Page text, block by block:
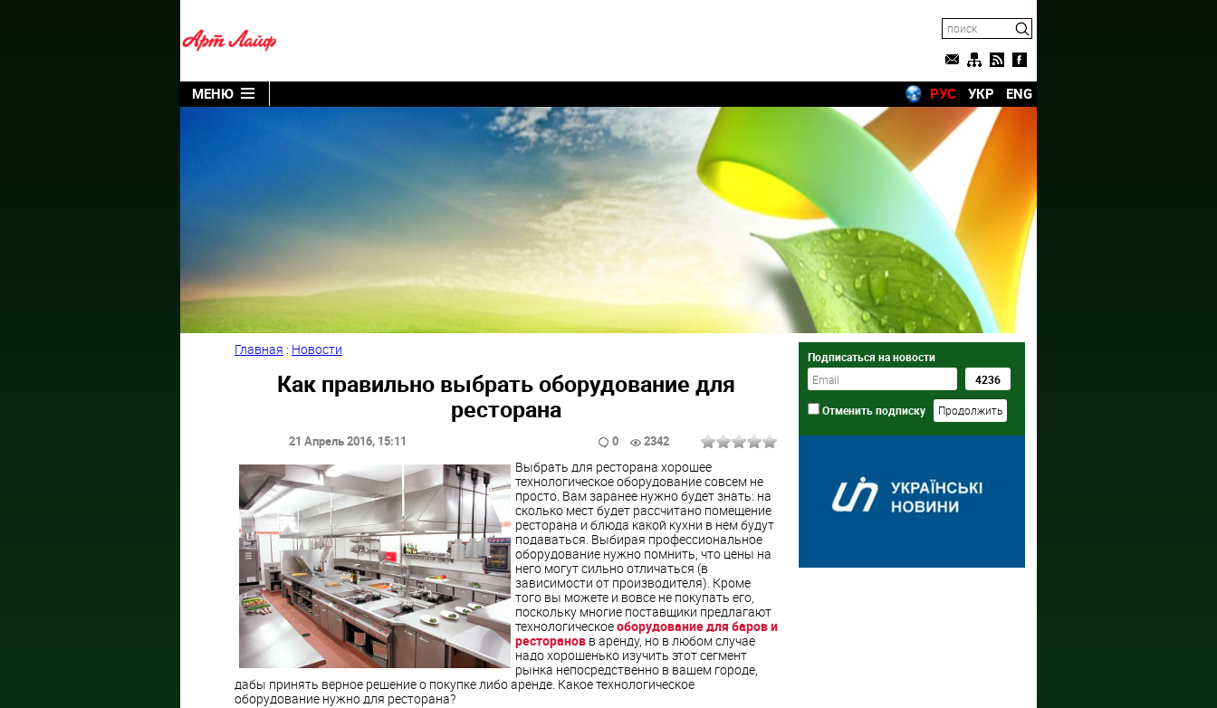
МЕНЮ РУС УКР ENG
Главная : Новости
Как правильно выбрать оборудование для
ресторана
21 Апрель 2016, 15:11 0 2342
Выбрать для ресторана хорошее
технологическое оборудование совсем не
просто. Вам заранее нужно будет знать: на
сколько мест будет рассчитано помещение
ресторана и блюда какой кухни в нем будут
подаваться. Выбирая профессиональное
оборудование нужно помнить, что цены на
него могут сильно отличаться (в
зависимости от производителя). Кроме
того вы можете и вовсе не покупать его,
поскольку многие поставщики предлагают
технологическоеоборудование для баров и
ресторанов в аренду, но в любом случае
надо хорошенько изучить этот сегмент
рынка непосредственно в вашем городе,
дабы принять верное решение о покупке либо аренде. Какое технологическое
оборудование нужно для ресторана?
Подписаться на новости
Отменить подписку